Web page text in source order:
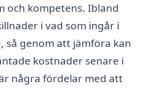
och kompetens. Ibland
i vad som ingår i
så genom att jämföra kan
kostnader senare i
några fördelar med att